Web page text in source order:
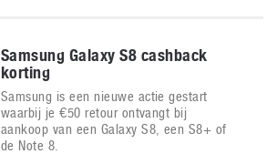
Samsung Galaxy S8 cashback
korting
Samsung is een nieuwe actie gestart
waarbij je €50 retour ontvangt bij
aankoop van een Galaxy S8, een S8+ of
de Note 8.